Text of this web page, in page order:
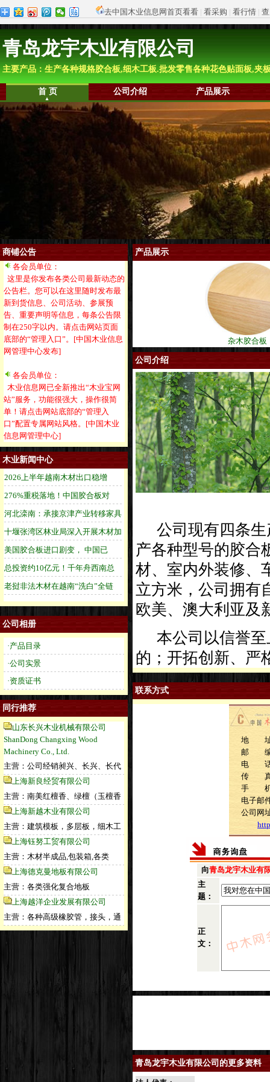
去中国木业信息网首页看看 | 看采购 | 看行情 |
青岛龙宇木业有限公司
主要产品：生产各种规格胶合板,细木工板.批发零售各种花色贴面板,夹
首 页 公司介绍 产品展示
商铺公告
各会员单位：
这里是你发布各类公司最新动态的
公告栏。您可以在这里随时发布最
新到货信息、公司活动、参展预
告、重要声明等信息，每条公告限
制在250字以内。请点击网站页面
底部的“管理入口”。[中国木业信息
网管理中心发布]
各会员单位：
木业信息网已全新推出“木业宝网
站”服务，功能很强大，操作很简
单！请点击网站底部的“管理入
口”配置专属网站风格。[中国木业
信息网管理中心]
木业新闻中心
公司相册
·产品目录
·公司实景
·资质证书
同行推荐
山东长兴木业机械有限公司
ShanDong Changxing Wood
Machinery Co., Ltd.
主营：公司经销昶兴、长兴、长代
上海新良经贸有限公司
主营：南美红檀香、绿檀（玉檀香
上海新越木业有限公司
主营：建筑模板，多层板，细木工
上海钰努工贸有限公司
主营：木材半成品,包装箱,各类
上海德克曼地板有限公司
主营：各类强化复合地板
上海越洋企业发展有限公司
主营：各种高级橡胶管，接头，通
产品展示
杂木胶合板
公司介绍
公司现有四条生
产各种型号的胶合
材、室内外装修、
立方米，公司拥有
欧美、澳大利亚及
本公司以信誉至
的；开拓创新、严
联系方式
地 址
邮 编
电 话
传 真
手 机
电子邮
公司网
向青岛龙宇木业有
主
题：
正
文：
青岛龙宇木业有限公司的更多资料